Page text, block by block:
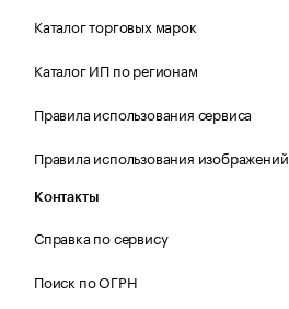
Каталог торговых марок
Каталог ИП по регионам
Правила использования сервиса
Правила использования изображений
Контакты
Справка по сервису
Поиск по ОГРН